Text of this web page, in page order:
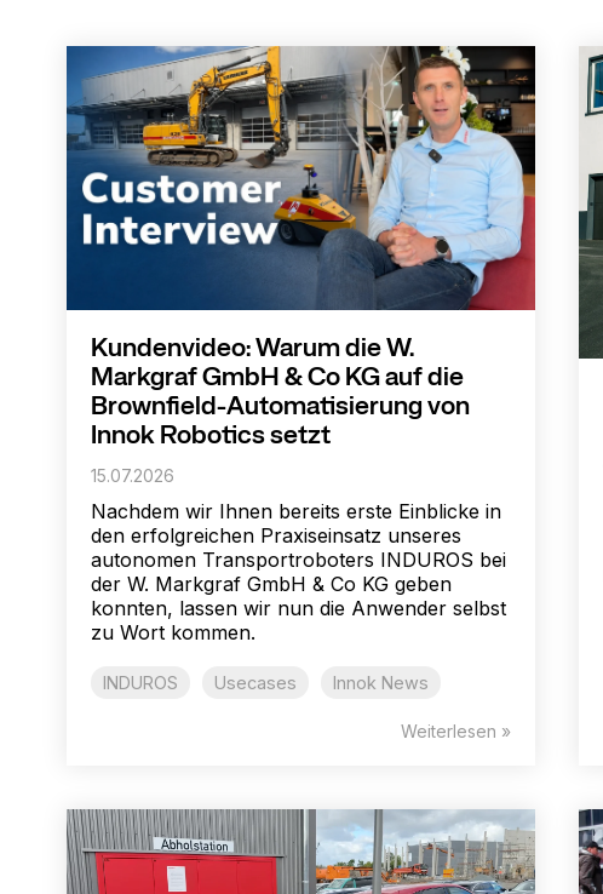
Kundenvideo: Warum die W.
Markgraf GmbH & Co KG auf die
Brownfield-Automatisierung von
Innok Robotics setzt
15.07.2026
Nachdem wir Ihnen bereits erste Einblicke in
den erfolgreichen Praxiseinsatz unseres
autonomen Transportroboters INDUROS bei
der W. Markgraf GmbH & Co KG geben
konnten, lassen wir nun die Anwender selbst
zu Wort kommen.
INDUROS Usecases Innok News
Weiterlesen »